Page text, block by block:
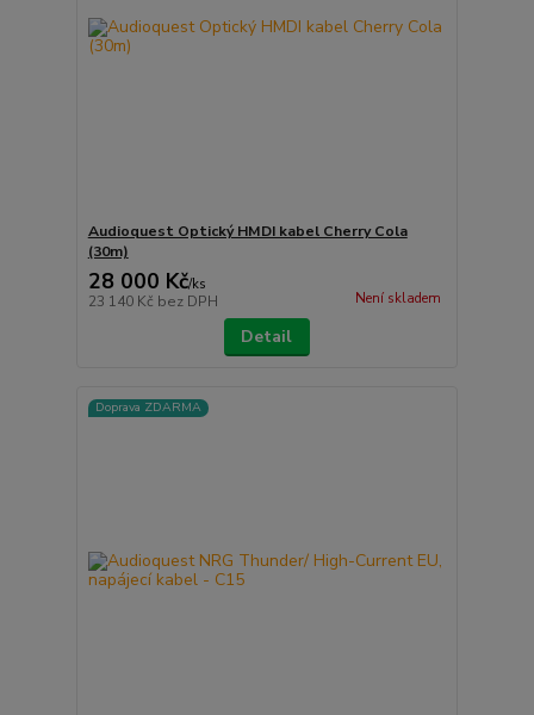
Audioquest Optický HMDI kabel Cherry Cola
(30m)
28 000 Kč/ks
23 140 Kč bez DPH Není skladem
Detail
Doprava ZDARMA